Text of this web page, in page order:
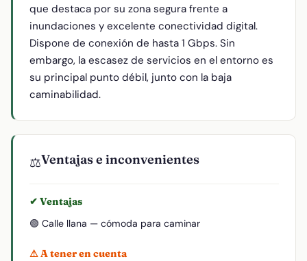
que destaca por su zona segura frente a
inundaciones y excelente conectividad digital.
Dispone de conexión de hasta 1 Gbps. Sin
embargo, la escasez de servicios en el entorno es
su principal punto débil, junto con la baja
caminabilidad.
⚖️Ventajas e inconvenientes
✔ Ventajas
🟢 Calle llana — cómoda para caminar
⚠ A tener en cuenta